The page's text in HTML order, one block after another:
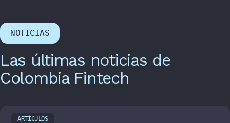
NOTICIAS
Las últimas noticias de
Colombia Fintech
ARTÍCULOS